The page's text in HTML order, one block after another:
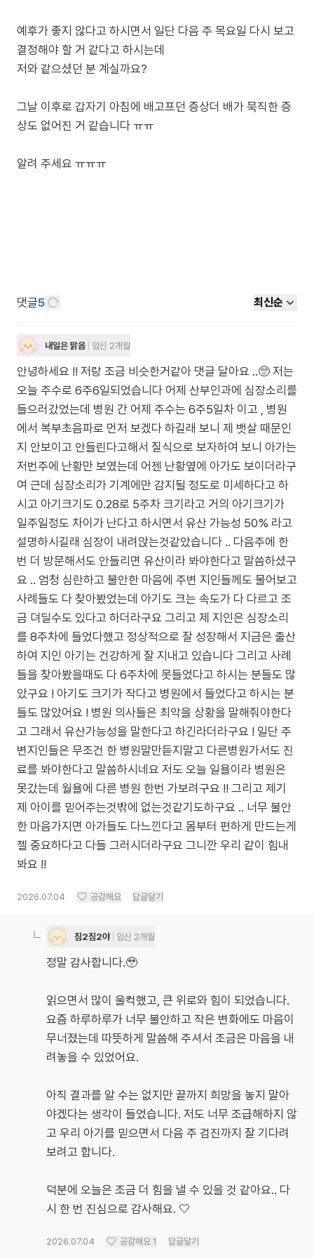
예후가 좋지 않다고 하시면서 일단 다음 주 목요일 다시 보고
결정해야 할 거 같다고 하시는데
저와 같으셨던 분 계실까요?
그날 이후로 갑자기 아침에 배고프던 증상더 배가 묵직한 증
상도 없어진 거 같습니다 ㅠㅠ
알려 주세요 ㅠㅠㅠ
댓글5 최신순
내일은 맑음 임신 2개월
안녕하세요 !! 저랑 조금 비슷한거같아 댓글 달아요 ..🥺 저는
오늘 주수로 6주6일되었습니다 어제 산부인과에 심장소리를
들으러갔었는데 병원 간 어제 주수는 6주5일차 이고 , 병원
에서 복부초음파로 먼저 보겠다 하길래 보니 제 뱃살 때문인
지 안보이고 안들린다고해서 질식으로 보자하여 보니 아가는
저번주에 난황만 보였는데 어젠 난황옆에 아가도 보이더라구
여 근데 심장소리가 기계에만 감지될 정도로 미세하다고 하
시고 아기크기도 0.28로 5주차 크기라고 거의 아기크기가
일주일정도 차이가 난다고 하시면서 유산 가능성 50% 라고
설명하시길래 심장이 내려앉는것같았습니다 .. 다음주에 한
번 더 방문해서도 안들리면 유산이라 봐야한다고 말씀하셨구
요 .. 엄청 심란하고 불안한 마음에 주변 지인들께도 물어보고
사례들도 다 찾아봤었는데 아기도 크는 속도가 다 다르고 조
금 뎌딜수도 있다고 하더라구요 그리고 제 지인은 심장소리
를 8주차에 들었다했고 정상적으로 잘 성장해서 지금은 출산
하여 지인 아기는 건강하게 잘 지내고 있습니다 그리고 사례
들을 찾아봤을때도 다 6주차에 못들었다고 하시는 분들도 많
았구요 ! 아기도 크기가 작다고 병원에서 들었다고 하시는 분
들도 많았어요 ! 병원 의사들은 최악을 상황을 말해줘야한다
고 그래서 유산가능성을 말한다고 하긴라더라구요 ! 일단 주
변지인들은 무조건 한 병원말만듣지말고 다른병원가서도 진
료를 봐야한다고 말씀하시네요 저도 오늘 일욜이라 병원은
못갔는데 월욜에 다른 병원 한번 가보려구요 !! 그리고 제기
제 아이를 믿어주는것밖에 없는것같기도하구요 .. 너무 불안
한 마음가지면 아가들도 다느낀다고 몸부터 편하게 만드는게
젤 중요하다고 다들 그러시더라구요 그니깐 우리 같이 힘내
봐요 !!
2026.07.04 공감해요 답글달기
짐2짐2야 임신 2개월
정말 감사합니다.🥹
읽으면서 많이 울컥했고, 큰 위로와 힘이 되었습니다.
요즘 하루하루가 너무 불안하고 작은 변화에도 마음이
무너졌는데 따뜻하게 말씀해 주셔서 조금은 마음을 내
려놓을 수 있었어요.
아직 결과를 알 수는 없지만 끝까지 희망을 놓지 말아
야겠다는 생각이 들었습니다. 저도 너무 조급해하지 않
고 우리 아기를 믿으면서 다음 주 검진까지 잘 기다려
보려고 합니다.
덕분에 오늘은 조금 더 힘을 낼 수 있을 것 같아요.. 다
시 한 번 진심으로 감사해요. 🤍
2026.07.04 공감해요 1 답글달기